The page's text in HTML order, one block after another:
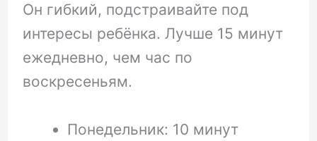
Он гибкий, подстраивайте под
интересы ребёнка. Лучше 15 минут
ежедневно, чем час по
воскресеньям.
Понедельник: 10 минут